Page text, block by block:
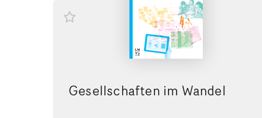
Gesellschaften im Wandel